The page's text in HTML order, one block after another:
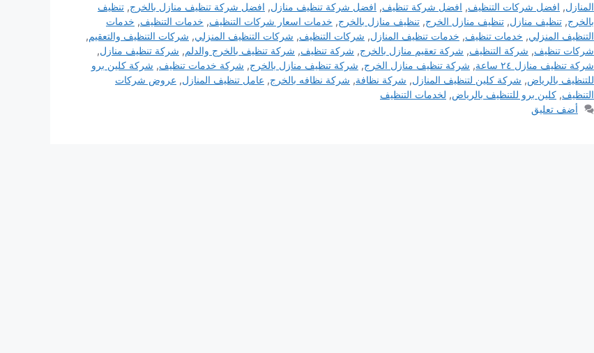
المنازل, افضل شركات التنظيف, افضل شركة تنظيف, افضل شركة تنظيف منازل, افضل شركة تنظيف منازل بالخرج, تنظيف
بالخرج, تنظيف منازل, تنظيف منازل الخرج, تنظيف منازل بالخرج, خدمات اسعار شركات التنظيف, خدمات التنظيف, خدمات
التنظيف المنزلي, خدمات تنظيف, خدمات تنظيف المنازل, شركات التنظيف, شركات التنظيف المنزلي, شركات التنظيف والتعقيم,
شركات تنظيف, شركة التنظيف, شركة تعقيم منازل بالخرج, شركة تنظيف, شركة تنظيف بالخرج والدلم, شركة تنظيف منازل,
شركة تنظيف منازل ٢٤ ساعة
, شركة تنظيف منازل الخرج, شركة تنظيف منازل بالخرج, شركة خدمات تنظيف, شركة كلين برو
للتنظيف بالرياض, شركة كلين لتنظيف المنازل, شركة نظافة, شركة نظافه بالخرج, عامل تنظيف المنازل, عروض شركات
التنظيف, كلين برو للتنظيف بالرياض, لخدمات التنظيف
أضف تعليق